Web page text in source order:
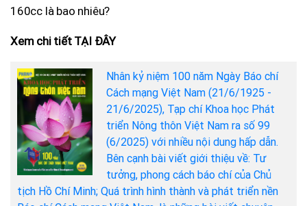
160cc là bao nhiêu?
Xem chi tiết TẠI ĐÂY
Nhân kỷ niệm 100 năm Ngày Báo chí
Cách mạng Việt Nam (21/6/1925 -
21/6/2025), Tạp chí Khoa học Phát
triển Nông thôn Việt Nam ra số 99
(6/2025) với nhiều nội dung hấp dẫn.
Bên cạnh bài viết giới thiệu về: Tư
tưởng, phong cách báo chí của Chủ
tịch Hồ Chí Minh; Quá trình hình thành và phát triển nền